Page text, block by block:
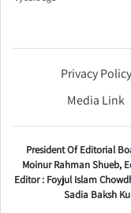
Privacy Policy
Media Link
President Of Editorial
Moinur Rahman Shueb,
Editor : Foyjul Islam
Sadia Baksh